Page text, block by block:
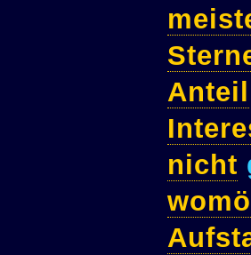
Anteil
nicht